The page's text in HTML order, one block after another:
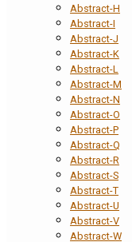
Abstract-H
Abstract-I
Abstract-J
Abstract-K
Abstract-L
Abstract-M
Abstract-N
Abstract-O
Abstract-P
Abstract-Q
Abstract-R
Abstract-S
Abstract-T
Abstract-U
Abstract-V
Abstract-W